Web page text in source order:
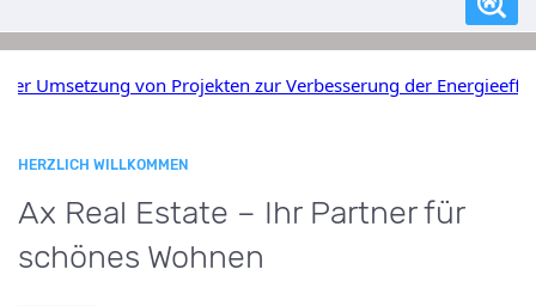
von Projekten zur Verbesserung der Energieeffizienz
HERZLICH WILLKOMMEN
Ax Real Estate – Ihr Partner für
schönes Wohnen